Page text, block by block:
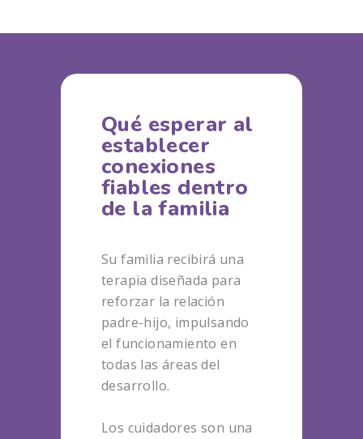
Qué esperar al
establecer
conexiones
fiables dentro
de la familia
Su familia recibirá una
terapia diseñada para
reforzar la relación
padre-hijo, impulsando
el funcionamiento en
todas las áreas del
desarrollo.
Los cuidadores son una